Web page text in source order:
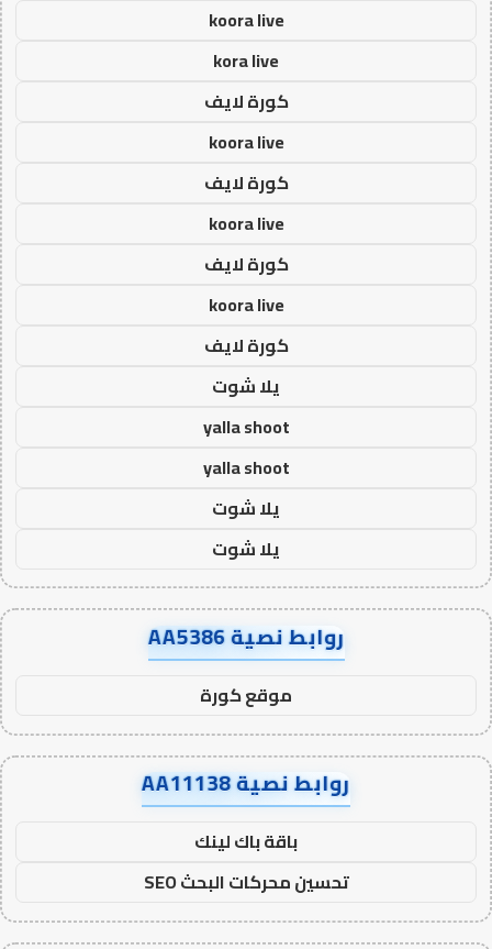
koora live
kora live
كورة لايف
koora live
كورة لايف
koora live
كورة لايف
koora live
كورة لايف
يلا شوت
yalla shoot
yalla shoot
يلا شوت
يلا شوت
روابط نصية AA5386
موقع كورة
روابط نصية AA11138
باقة باك لينك
تحسين محركات البحث SEO